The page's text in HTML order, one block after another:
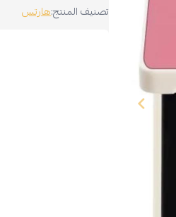
تصنيف المنتج:هارتس